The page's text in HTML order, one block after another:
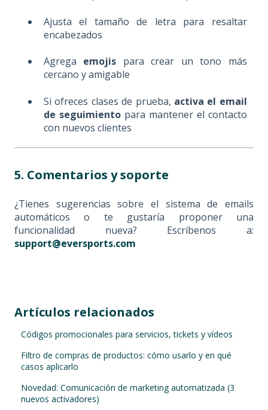
Ajusta el tamaño de letra para resaltar
encabezados
Agrega emojis para crear un tono más
cercano y amigable
Si ofreces clases de prueba, activa el email
de seguimientopara mantener el contacto
con nuevos clientes
5. Comentarios y soporte
¿Tienes sugerencias sobre el sistema de emails
automáticos o te gustaría proponer una
funcionalidad nueva? Escríbenos a:
support@eversports.com
Artículos relacionados
Códigos promocionales para servicios, tickets y vídeos
Filtro de compras de productos: cómo usarlo y en qué
casos aplicarlo
Novedad: Comunicación de marketing automatizada (3
nuevos activadores)